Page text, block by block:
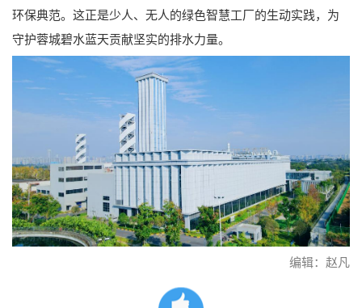
环保典范。这正是少人、无人的绿色智慧工厂的生动实践，为
守护蓉城碧水蓝天贡献坚实的排水力量。
编辑：赵凡